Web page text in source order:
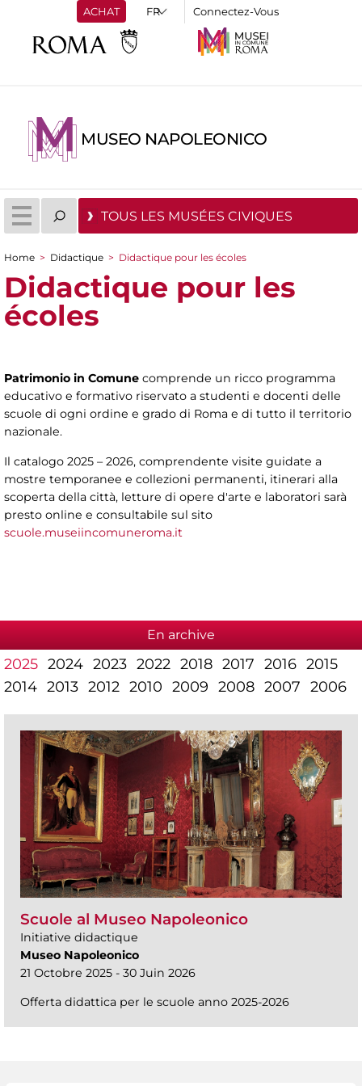
ACHAT Connectez-Vous
MUSEO NAPOLEONICO
TOUS LES MUSÉES CIVIQUES
You are here
Home > Didactique > Didactique pour les écoles
Didactique pour les
écoles
Patrimonio in Comune comprende un ricco programma
educativo e formativo riservato a studenti e docenti delle
scuole di ogni ordine e grado di Roma e di tutto il territorio
nazionale.
Il catalogo 2025 – 2026, comprendente visite guidate a
mostre temporanee e collezioni permanenti, itinerari alla
scoperta della città, letture di opere d'arte e laboratori sarà
presto online e consultabile sul sito
scuole.museiincomuneroma.it
En archive
2025 2024 2023 2022 2018 2017 2016 2015
2014 2013 2012 2010 2009 2008 2007 2006
Scuole al Museo Napoleonico
Initiative didactique
Museo Napoleonico
21 Octobre 2025 - 30 Juin 2026
Offerta didattica per le scuole anno 2025-2026